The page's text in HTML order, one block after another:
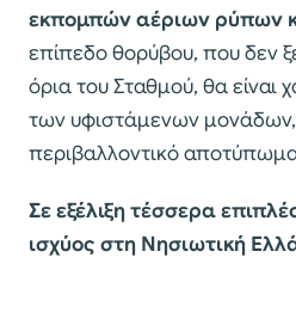
εκπομπών αέριων ρύπων
επίπεδο θορύβου, που δεν
όρια του Σταθμού, θα είναι
των υφιστάμενων μονάδων,
περιβαλλοντικό
Σε εξέλιξη τέσσερα
ισχύος στη Νησιωτική